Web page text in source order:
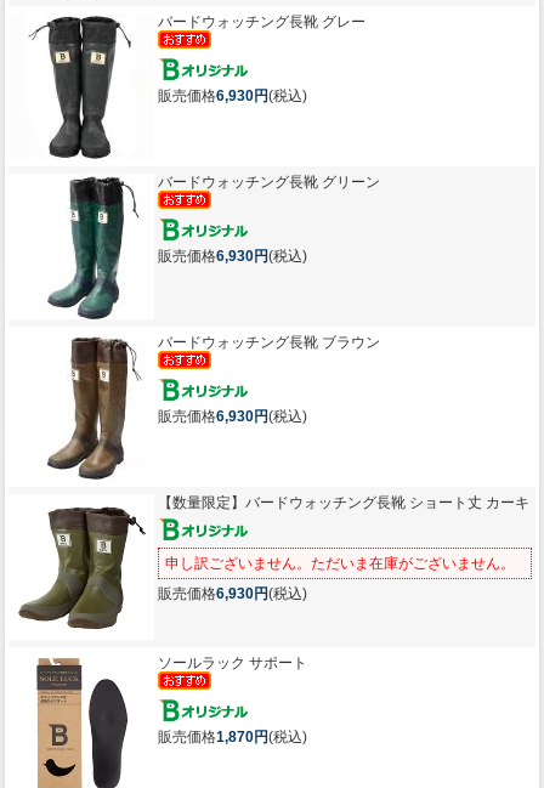
バードウォッチング長靴 グレー
販売価格6,930円(税込)
バードウォッチング長靴 グリーン
販売価格6,930円(税込)
バードウォッチング長靴 ブラウン
販売価格6,930円(税込)
【数量限定】 バードウォッチング長靴 ショート丈 カーキ
申し訳ございません。ただいま在庫がございません。
販売価格6,930円(税込)
ソールラック サポート
販売価格1,870円(税込)